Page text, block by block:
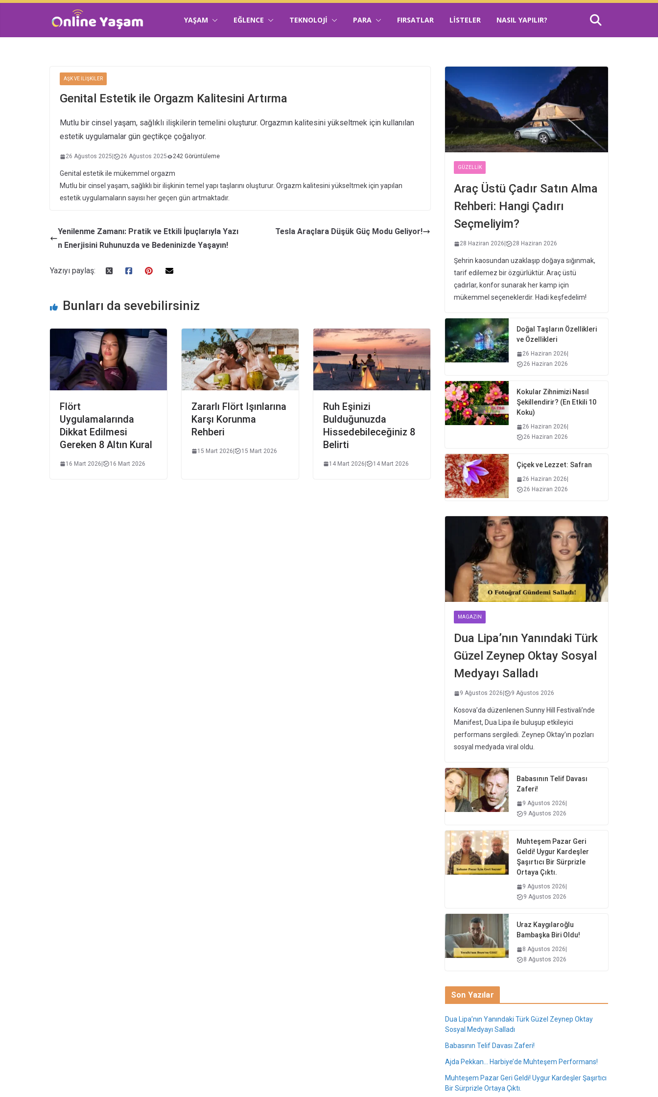
YAŞAM EĞLENCE TEKNOLOJI PARA FIRSATLAR LISTELER NASIL YAPILIR?
AŞK VE İLIŞKILER
Genital Estetik ile Orgazm Kalitesini Artırma
Mutlu bir cinsel yaşam, sağlıklı ilişkilerin temelini oluşturur. Orgazmın kalitesini yükseltmek için kullanılan
estetik uygulamalar gün geçtikçe çoğalıyor.
26 Ağustos 2025 26 Ağustos 2025 242 Görüntüleme
Genital estetik ile mükemmel orgazm
Mutlu bir cinsel yaşam, sağlıklı bir ilişkinin temel yapı taşlarını oluşturur. Orgazm kalitesini yükseltmek için yapılan
estetik uygulamaların sayısı her geçen gün artmaktadır.
Yenilenme Zamanı: Pratik ve Etkili İpuçlarıyla Yazı
n Enerjisini Ruhunuzda ve Bedeninizde Yaşayın!
Tesla Araçlara Düşük Güç Modu Geliyor!
Yazıyı paylaş:
Bunları da sevebilirsiniz
Flört
Uygulamalarında
Dikkat Edilmesi
Gereken 8 Altın Kural
16 Mart 2026| 16 Mart 2026
Zararlı Flört Işınlarına
Karşı Korunma
Rehberi
15 Mart 2026| 15 Mart 2026
Ruh Eşinizi
Bulduğunuzda
Hissedebileceğiniz 8
Belirti
14 Mart 2026| 14 Mart 2026
GÜZELLIK
Araç Üstü Çadır Satın Alma
Rehberi: Hangi Çadırı
Seçmeliyim?
28 Haziran 2026 28 Haziran 2026
Şehrin kaosundan uzaklaşıp doğaya sığınmak,
tarif edilemez bir özgürlüktür. Araç üstü
çadırlar, konfor sunarak her kamp için
mükemmel seçeneklerdir. Hadi keşfedelim!
Doğal Taşların Özellikleri
ve Özellikleri
26 Haziran 2026
26 Haziran 2026
Kokular Zihnimizi Nasıl
Şekillendirir? (En Etkili 10
Koku)
26 Haziran 2026
26 Haziran 2026
Çiçek ve Lezzet: Safran
26 Haziran 2026
26 Haziran 2026
MAGAZIN
Dua Lipa’nın Yanındaki Türk
Güzel Zeynep Oktay Sosyal
Medyayı Salladı
9 Ağustos 2026 9 Ağustos 2026
Kosova’da düzenlenen Sunny Hill Festivali’nde
Manifest, Dua Lipa ile buluşup etkileyici
performans sergiledi. Zeynep Oktay’ın pozları
sosyal medyada viral oldu.
Babasının Telif Davası
Zaferi!
9 Ağustos 2026
9 Ağustos 2026
Muhteşem Pazar Geri
Geldi! Uygur Kardeşler
Şaşırtıcı Bir Sürprizle
Ortaya Çıktı.
9 Ağustos 2026
9 Ağustos 2026
Uraz Kaygılaroğlu
Bambaşka Biri Oldu!
8 Ağustos 2026
8 Ağustos 2026
Son Yazılar
Dua Lipa’nın Yanındaki Türk Güzel Zeynep Oktay
Sosyal Medyayı Salladı
Babasının Telif Davası Zaferi!
Ajda Pekkan… Harbiye’de Muhteşem Performans!
Muhteşem Pazar Geri Geldi! Uygur Kardeşler Şaşırtıcı
Bir Sürprizle Ortaya Çıktı.